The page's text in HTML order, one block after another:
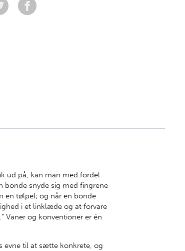
ud på, kan man med fordel
bonde snyde sig med fingrene
en tølpel; og når en bonde
i et linklæde og at forvare
Vaner og konventioner er én
til at sætte konkrete, og